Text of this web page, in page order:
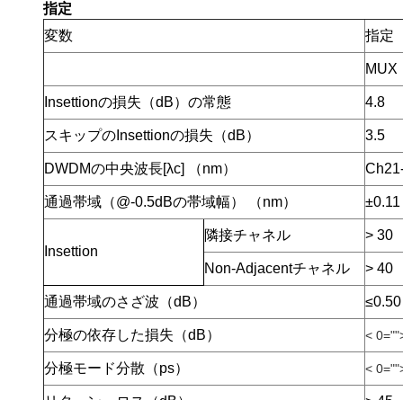
指定
変数
指定
MUX
Insettionの損失（dB）の常態 4.8
スキップのInsettionの損失（dB） 3.5
DWDMの中央波長[λc] （nm）
通過帯域（@-0.5dBの帯域幅） （nm） ±0.11
Insettion
隣接チャネル > 30
Non-Adjacentチャネル > 40
通過帯域のさざ波（dB） ≤0.50
分極の依存した損失（dB） <
分極モード分散（ps） <